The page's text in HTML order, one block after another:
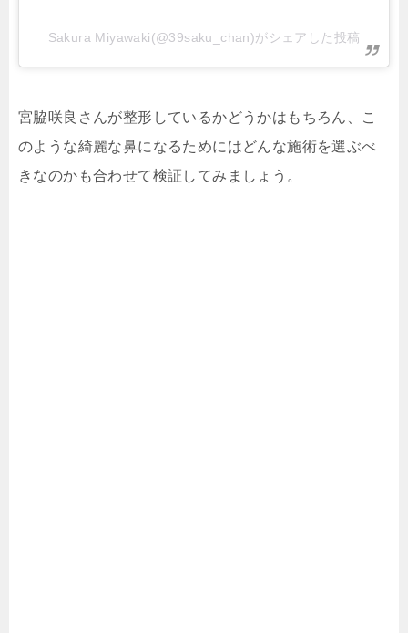
Sakura Miyawaki(@39saku_chan)がシェアした投稿
宮脇咲良さんが整形しているかどうかはもちろん、こ
のような綺麗な鼻になるためにはどんな施術を選ぶべ
きなのかも合わせて検証してみましょう。